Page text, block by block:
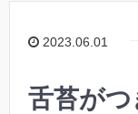
2023.06.01
舌苔が